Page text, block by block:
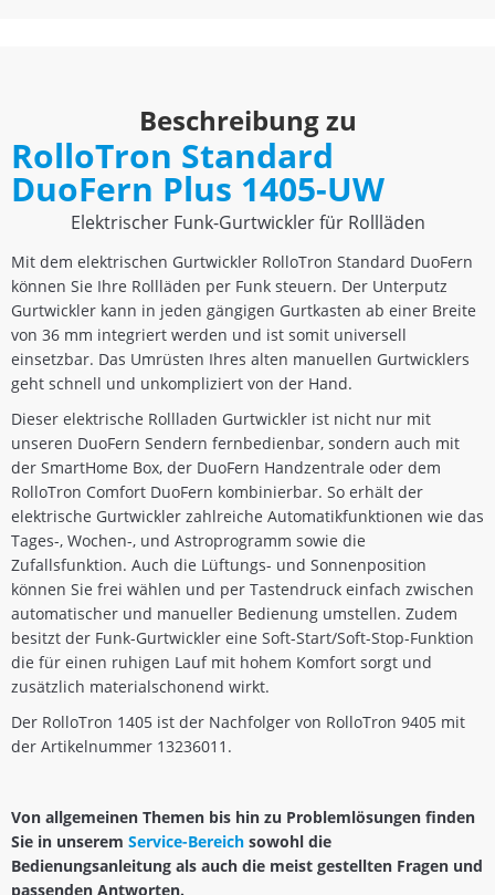
Beschreibung zu
RolloTron Standard
DuoFern Plus 1405-UW
Elektrischer Funk-Gurtwickler für Rollläden
Mit dem elektrischen Gurtwickler RolloTron Standard DuoFern
können Sie Ihre Rollläden per Funk steuern. Der Unterputz
Gurtwickler kann in jeden gängigen Gurtkasten ab einer Breite
von 36 mm integriert werden und ist somit universell
einsetzbar. Das Umrüsten Ihres alten manuellen Gurtwicklers
geht schnell und unkompliziert von der Hand.
Dieser elektrische Rollladen Gurtwickler ist nicht nur mit
unseren DuoFern Sendern fernbedienbar, sondern auch mit
der SmartHome Box, der DuoFern Handzentrale oder dem
RolloTron Comfort DuoFern kombinierbar. So erhält der
elektrische Gurtwickler zahlreiche Automatikfunktionen wie das
Tages-, Wochen-, und Astroprogramm sowie die
Zufallsfunktion. Auch die Lüftungs- und Sonnenposition
können Sie frei wählen und per Tastendruck einfach zwischen
automatischer und manueller Bedienung umstellen. Zudem
besitzt der Funk-Gurtwickler eine Soft-Start/Soft-Stop-Funktion
die für einen ruhigen Lauf mit hohem Komfort sorgt und
zusätzlich materialschonend wirkt.
Der RolloTron 1405 ist der Nachfolger von RolloTron 9405 mit
der Artikelnummer 13236011.
Von allgemeinen Themen bis hin zu Problemlösungen finden
Sie in unserem Service-Bereich sowohl die
Bedienungsanleitung als auch die meist gestellten Fragen und
passenden Antworten.